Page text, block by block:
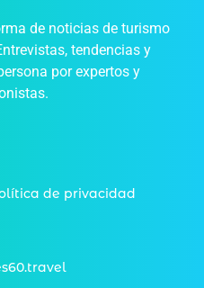
de noticias de turismo
tendencias y
por expertos y
de privacidad